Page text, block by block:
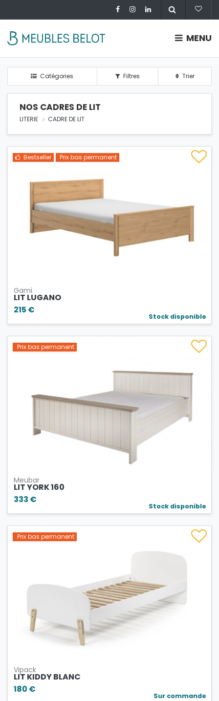
MENU
Catégories Filtres Trier
NOS CADRES DE LIT
LITERIE CADRE DE LIT
Bestseller Prix bas permanent
Gami
LIT LUGANO
215 €
Stock disponible
Prix bas permanent
Meubar
LIT YORK 160
333 €
Stock disponible
Prix bas permanent
Vipack
LIT KIDDY BLANC
180 €
Sur commande